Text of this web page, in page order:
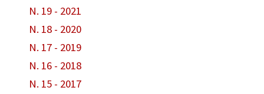
N. 19 - 2021
N. 18 - 2020
N. 17 - 2019
N. 16 - 2018
N. 15 - 2017